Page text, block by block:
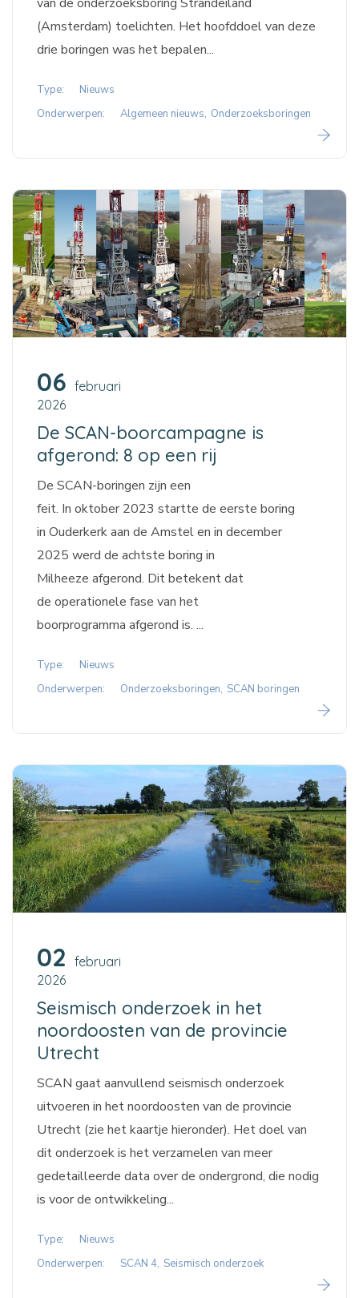
(Amsterdam) toelichten. Het hoofddoel van deze
drie boringen was het bepalen...
Type:
Nieuws
Onderwerpen:
Algemeen nieuws Onderzoeksboringen
06 februari
2026
De SCAN-boorcampagne is
afgerond: 8 op een rij
De SCAN-boringen zijn een
feit. In oktober 2023 startte de eerste boring
in Ouderkerk aan de Amstel en in december
2025 werd de achtste boring in
Milheeze afgerond. Dit betekent dat
de operationele fase van het
boorprogramma afgerond is. ...
Type:
Nieuws
Onderwerpen:
Onderzoeksboringen SCAN boringen
02 februari
2026
Seismisch onderzoek in het
noordoosten van de provincie
Utrecht
SCAN gaat aanvullend seismisch onderzoek
uitvoeren in het noordoosten van de provincie
Utrecht (zie het kaartje hieronder). Het doel van
dit onderzoek is het verzamelen van meer
gedetailleerde data over de ondergrond, die nodig
is voor de ontwikkeling...
Type:
Nieuws
Onderwerpen:
SCAN 4 Seismisch onderzoek